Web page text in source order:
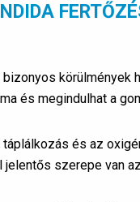
és megindulhat a
és az
jelentős szerepe van